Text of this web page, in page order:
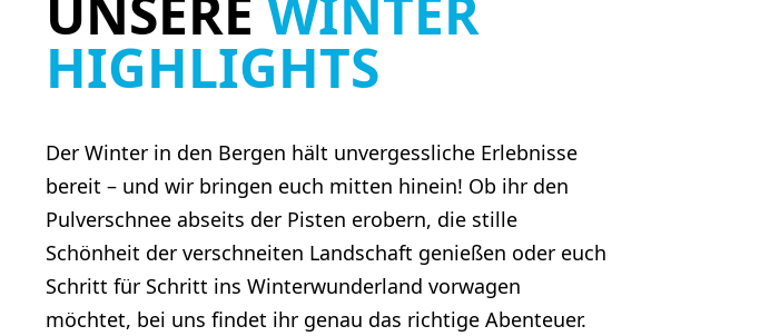
HIGHLIGHTS
Der Winter in den Bergen hält unvergessliche Erlebnisse
bereit – und wir bringen euch mitten hinein! Ob ihr den
Pulverschnee abseits der Pisten erobern, die stille
Schönheit der verschneiten Landschaft genießen oder euch
Schritt für Schritt ins Winterwunderland vorwagen
möchtet, bei uns findet ihr genau das richtige Abenteuer.